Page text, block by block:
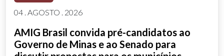
04 . AGOSTO . 2026
AMIG Brasil convida pré-candidatos ao
Governo de Minas e ao Senado para